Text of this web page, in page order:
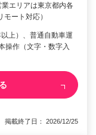
エリアは東京都内各
ート対応）
上）、普通自動車運
操作（文字・数字入
載終了日： 2026/12/25